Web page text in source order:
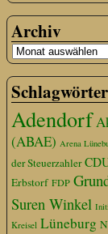
Archiv
Schlagwörter
Adendorf
(ABAE) Arena
der Steuerzahler
Erbstorf FDP
Suren Winkel
Kreisel Lüneburg